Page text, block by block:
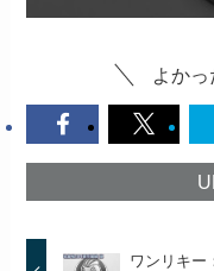
よかっ
ワンリキー